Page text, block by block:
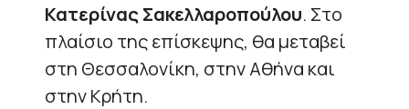
Κατερίνας Σακελλαροπούλου. Στο
πλαίσιο της επίσκεψης, θα μεταβεί
στη Θεσσαλονίκη, στην Αθήνα και
στην Κρήτη.